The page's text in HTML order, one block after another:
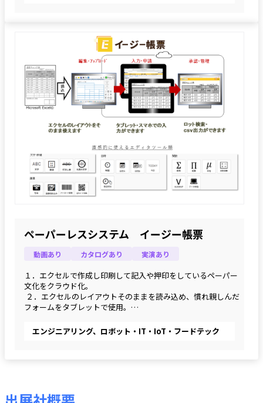
ペーパーレスシステム イージー帳票
動画あり カタログあり 実演あり
１．エクセルで作成し印刷して記入や押印をしているペーパー
文化をクラウド化。
２．エクセルのレイアウトそのままを読み込め、慣れ親しんだ
フォームをタブレットで使用。
★何といっても使い慣れたエクセルフォーマットをタブレット
エンジニアリング、ロボット・IT・IoT・フードテック